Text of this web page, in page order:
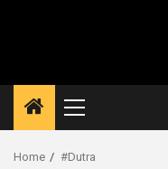
Primary
Menu
Home #Dutra